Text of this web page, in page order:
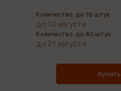
Количество: до 16 штук
до 10 августа
Количество: до 40 штук
до 21 августа
Купить